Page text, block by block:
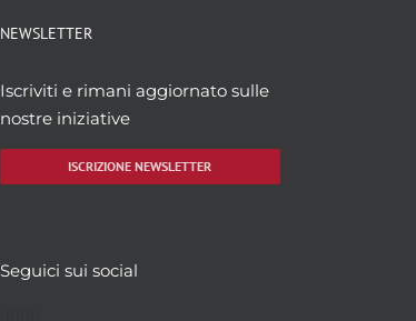
NEWSLETTER
Iscriviti e rimani aggiornato sulle
nostre iniziative
ISCRIZIONE NEWSLETTER
Seguici sui social